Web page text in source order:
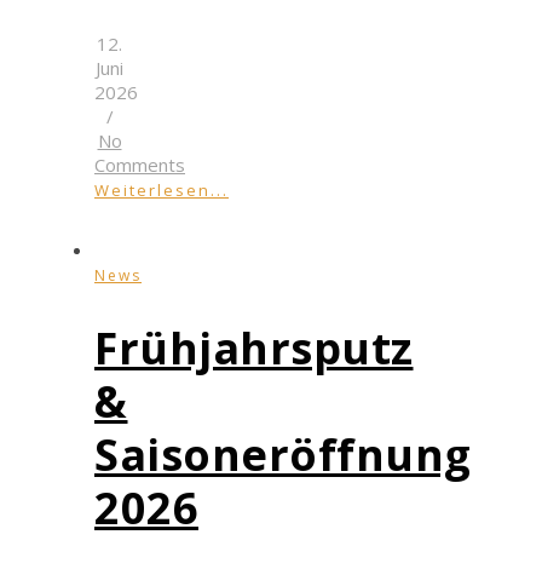
12.
Juni
2026
/
No
Comments
Weiterlesen...
News
Frühjahrsputz
&
Saisoneröffnung
2026